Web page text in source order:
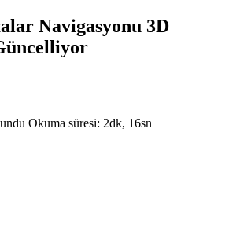
Navigasyonu 3D
Okuma süresi: 2dk, 16sn